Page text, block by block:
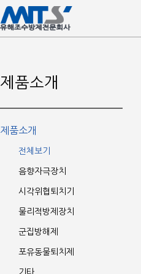
제품소개
제품소개
전체보기
음향자극장치
시각위협퇴치기
물리적방제장치
군집방해제
포유동물퇴치제
기타